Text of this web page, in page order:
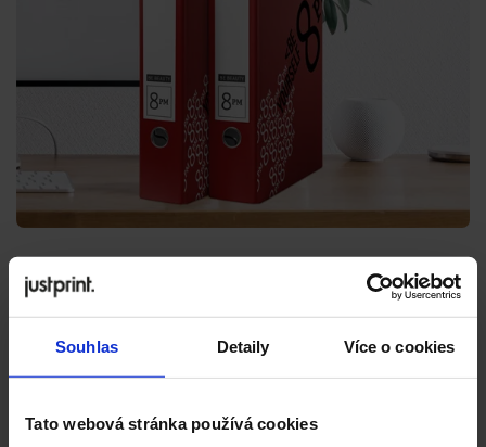
Souhlas Detaily Více o cookies
Tato webová stránka používá cookies